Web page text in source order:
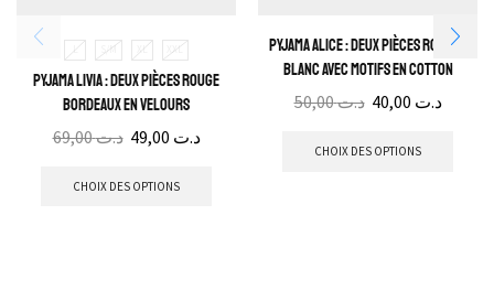
L S/M XL XXL
Pyjama Livia : Deux pièces Rouge
bordeaux en velours
د.ت69,00 د.ت
CHOIX DES OPTIONS
Pyjama Alice : Deux pièces rose et
blanc avec motifs en cotton
د.ت50,00 د.ت
CHOIX DES OPTIONS